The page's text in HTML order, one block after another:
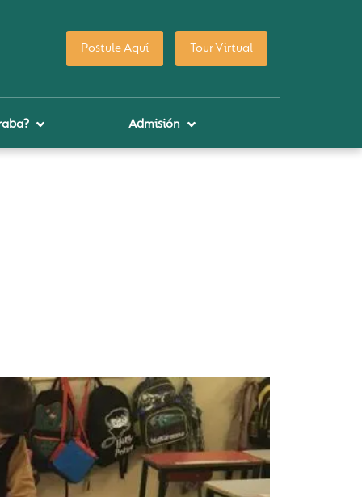
Postule Aquí Tour Virtual
Admisión